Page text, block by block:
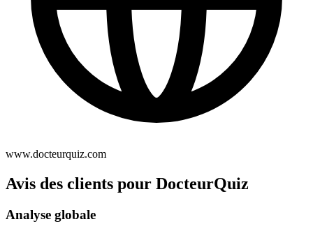
www.docteurquiz.com
Avis des clients pour DocteurQuiz
Analyse globale